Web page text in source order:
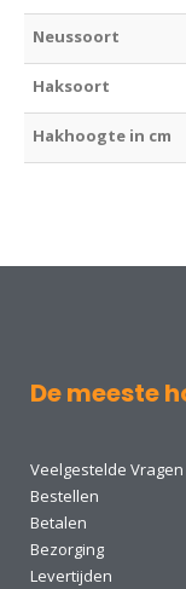
Neussoort
Haksoort
Hakhoogte in cm
De meeste
Veelgestelde Vragen
Bestellen
Betalen
Bezorging
Levertijden